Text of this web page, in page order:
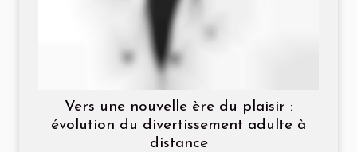
Vers une nouvelle ère du plaisir :
évolution du divertissement adulte à
distance